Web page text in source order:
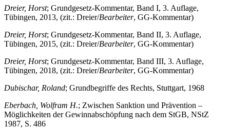
Dreier, Horst; Grundgesetz-Kommentar, Band I, 3. Auflage,
Tübingen, 2013, (zit.: Dreier/Bearbeiter, GG-Kommentar)
Dreier, Horst; Grundgesetz-Kommentar, Band II, 3. Auflage,
Tübingen, 2015, (zit.: Dreier/Bearbeiter, GG-Kommentar)
Dreier, Horst; Grundgesetz-Kommentar, Band III, 3. Auflage,
Tübingen, 2018, (zit.: Dreier/Bearbeiter, GG-Kommentar)
Dubischar, Roland; Grundbegriffe des Rechts, Stuttgart, 1968
Eberbach, Wolfram H.; Zwischen Sanktion und Prävention –
Möglichkeiten der Gewinnabschöpfung nach dem StGB, NStZ
1987, S. 486